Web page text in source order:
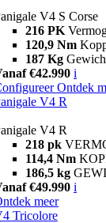
V4 S Corse
216 PK
120,9 Nm
187 Kg
€42.990 i
Ontdek
V4 R
V4 R
218 pk
114,4 Nm
186,5 kg
€49.990 i
meer
Tricolore